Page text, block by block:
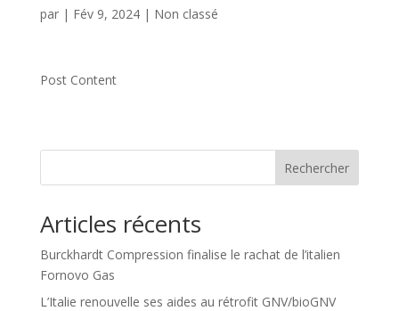
par | Fév 9, 2024| Non classé
Post Content
Rechercher
Articles récents
Burckhardt Compression finalise le rachat de l’italien
Fornovo Gas
L’Italie renouvelle ses aides au rétrofit GNV/bioGNV